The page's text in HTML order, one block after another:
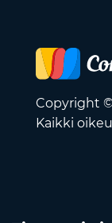
Copyright ©
Kaikki